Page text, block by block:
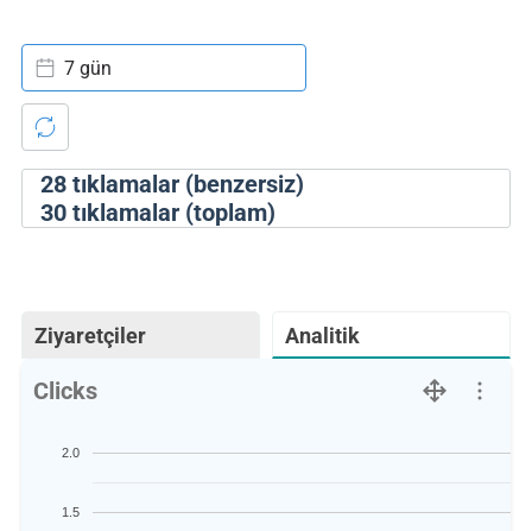
28tıklamalar (benzersiz)
30tıklamalar (toplam)
7 gün
Ziyaretçiler Analitik
Clicks
1.5
2.0